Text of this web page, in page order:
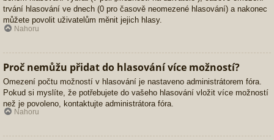
trvání hlasování ve dnech (0 pro časově neomezené hlasování) a nakonec
můžete povolit uživatelům měnit jejich hlasy.
Nahoru
Proč nemůžu přidat do hlasování více možností?
Omezení počtu možností v hlasování je nastaveno administrátorem fóra.
Pokud si myslíte, že potřebujete do vašeho hlasování vložit více možností
než je povoleno, kontaktujte administrátora fóra.
Nahoru